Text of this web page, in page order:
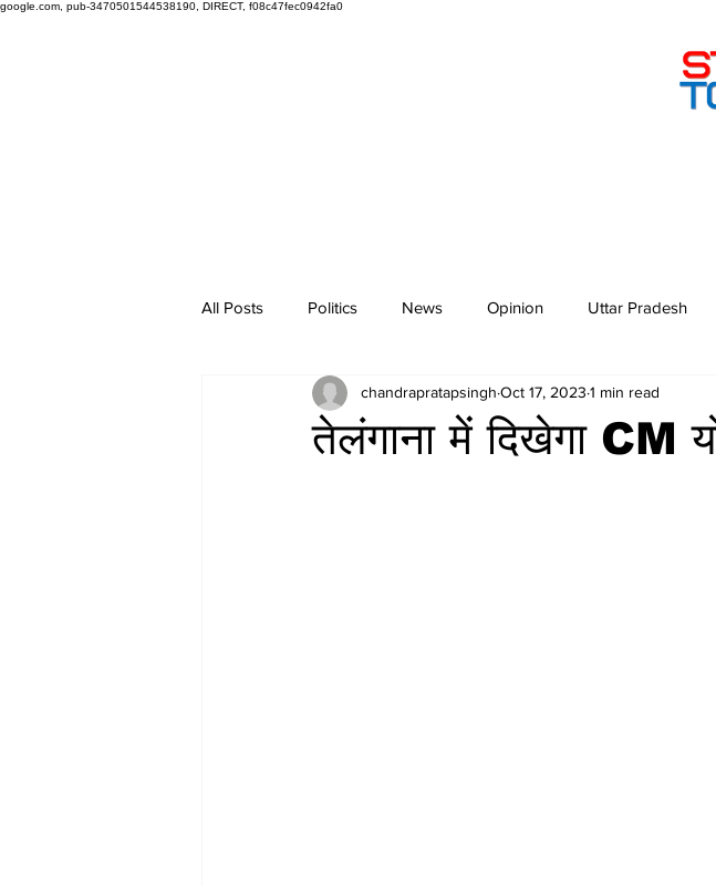
google.com, pub-3470501544538190, DIRECT, f08c47fec0942fa0
All Posts Politics News Opinion Uttar Pradesh
तेलंगाना में दिखेगा CM
chandrapratapsingh Oct 17, 2023 1 min read